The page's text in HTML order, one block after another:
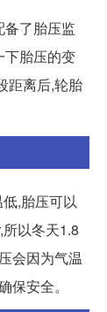
了胎压监
下胎压的变
距离后,轮胎
,胎压可以
以冬天1.8
会因为气温
安全。